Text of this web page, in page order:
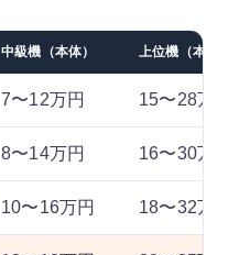
中級機（本体） 上位機（本体）
7〜12万円 15〜28万円
8〜14万円 16〜30万円
10〜16万円 18〜32万円